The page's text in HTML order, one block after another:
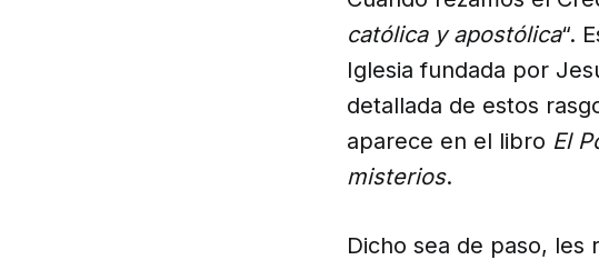
católica y apostólica“.
Iglesia fundada por
detallada de estos
aparece en el libro El
misterios.
Dicho sea de paso, les